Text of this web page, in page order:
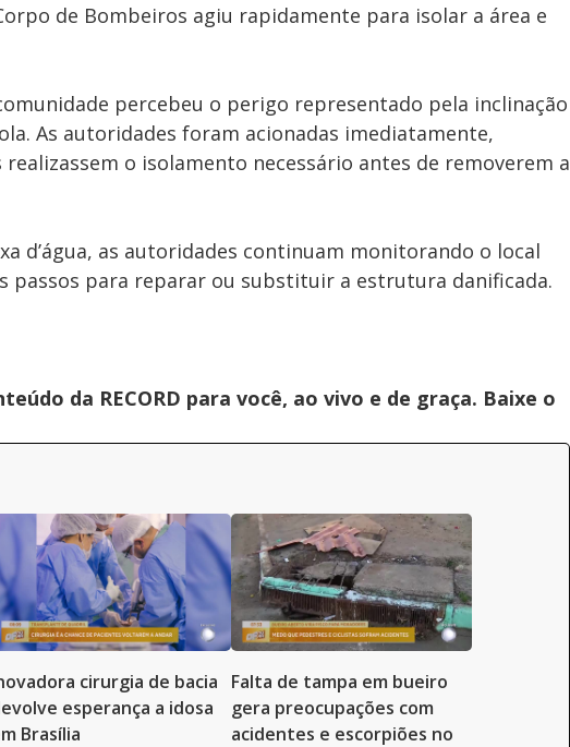
de Bombeiros agiu rapidamente para isolar a área e
percebeu o perigo representado pela inclinação
As autoridades foram acionadas imediatamente,
o isolamento necessário antes de removerem a
d’água, as autoridades continuam monitorando o local
passos para reparar ou substituir a estrutura danificada.
da RECORD para você, ao vivo e de graça. Baixe o
cirurgia de bacia
esperança a idosa
Brasília
Falta de tampa em bueiro
gera preocupações com
acidentes e escorpiões no